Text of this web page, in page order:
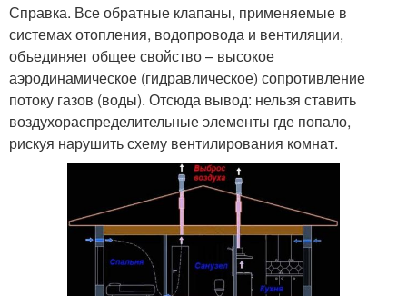
Справка. Все обратные клапаны, применяемые в
системах отопления, водопровода и вентиляции,
объединяет общее свойство – высокое
аэродинамическое (гидравлическое) сопротивление
потоку газов (воды). Отсюда вывод: нельзя ставить
воздухораспределительные элементы где попало,
рискуя нарушить схему вентилирования комнат.